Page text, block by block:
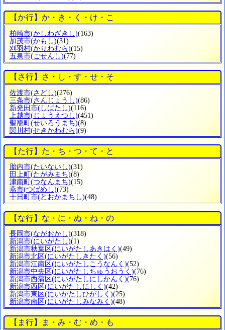
【か行】か・き・く・け・こ
柏崎市(かしわざきし)(163)
加茂市(かもし)(31)
刈羽村(かりわむら)(15)
五泉市(ごせんし)(77)
【さ行】さ・し・す・せ・そ
佐渡市(さどし)(276)
三条市(さんじょうし)(86)
新発田市(しばたし)(116)
上越市(じょうえつし)(451)
聖籠町(せいろうまち)(8)
関川村(せきかわむら)(9)
【た行】た・ち・つ・て・と
胎内市(たいないし)(31)
田上町 (たがみまち)(8)
津南町 (つなんまち)(15)
燕市(つばめし)(73)
十日町市(とおかまちし)(48)
【な行】な・に・ぬ・ね・の
長岡市(ながおかし)(318)
新潟市(にいがたし)(1)
新潟市秋葉区(にいがたしあきはく)(49)
新潟市北区(にいがたしきたく)(56)
新潟市江南区(にいがたしこうなんく)(52)
新潟市中央区(にいがたしちゅうおうく)(76)
新潟市西蒲区(にいがたしにしかんく)(76)
新潟市西区(にいがたしにしく)(42)
新潟市東区(にいがたしひがしく)(25)
新潟市南区(にいがたしみなみく)(48)
【ま行】ま・み・む・め・も